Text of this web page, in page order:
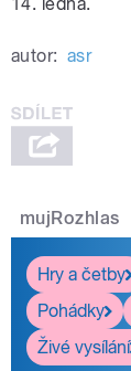
pause
autor: asr
mujRozhlas
Hry a četby
Pohádky
Živé vysílání